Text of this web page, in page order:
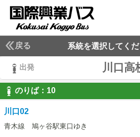
戻る 系統を選択してく
出発 川口高
のりば： 10
10
川口02
青木線 鳩ヶ谷駅東口ゆき